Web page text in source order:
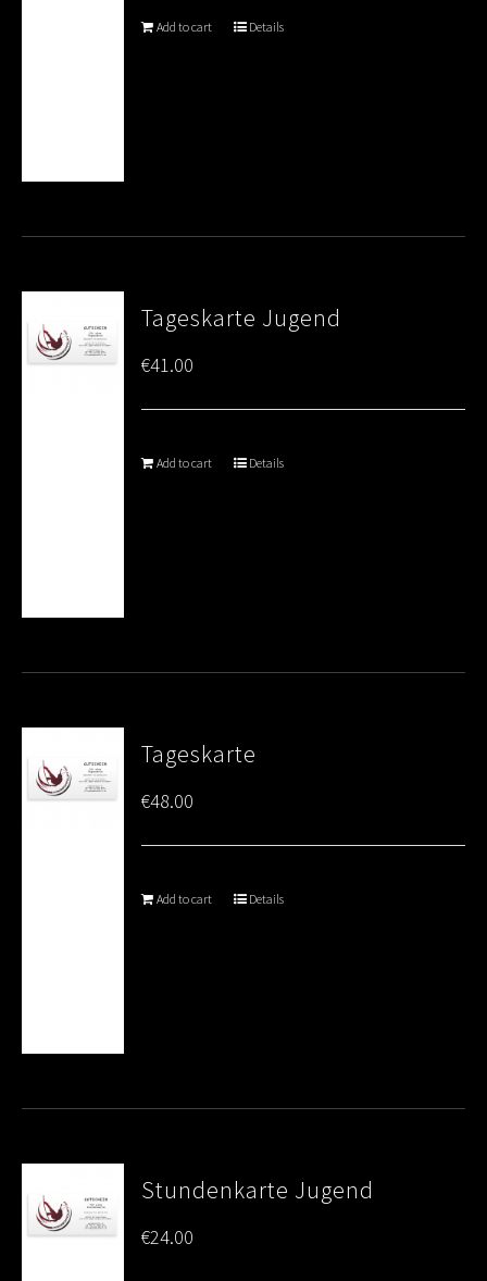
Add to cart Details
Tageskarte Jugend
€41.00
Add to cart Details
Tageskarte
€48.00
Add to cart Details
Stundenkarte Jugend
€24.00